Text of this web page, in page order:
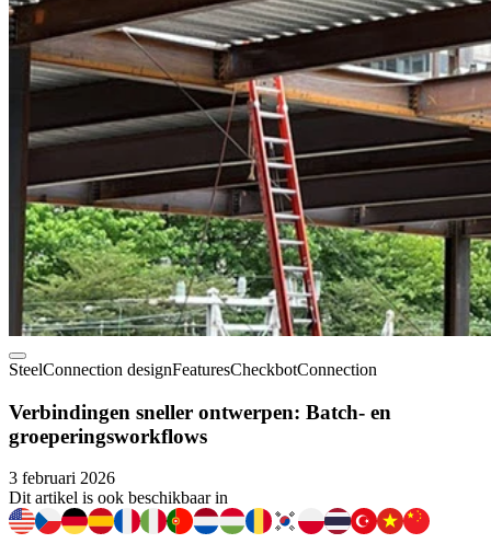
SteelConnection designFeaturesCheckbotConnection
Verbindingen sneller ontwerpen: Batch- en
groeperingsworkflows
3 februari 2026
Dit artikel is ook beschikbaar in